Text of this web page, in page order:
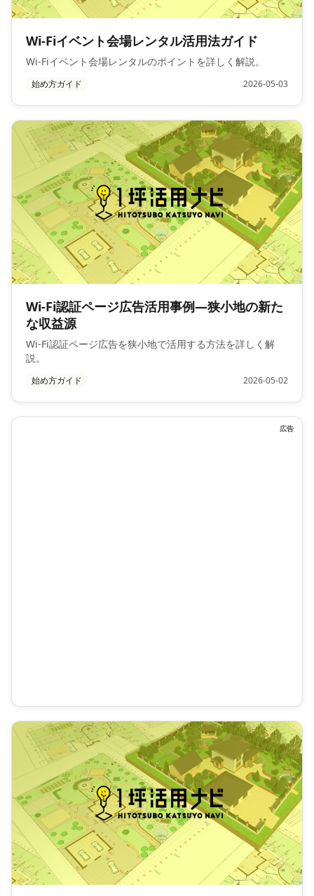
Wi-Fiイベント会場レンタル活用法ガイド
Wi-Fiイベント会場レンタルのポイントを詳しく解説。
始め方ガイド 2026-05-03
Wi-Fi認証ページ広告活用事例—狭小地の新た
な収益源
Wi-Fi認証ページ広告を狭小地で活用する方法を詳しく解
説。
始め方ガイド 2026-05-02
広告